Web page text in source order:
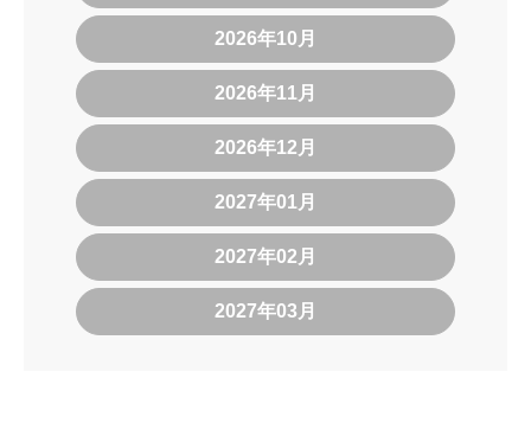
2026年10月
2026年11月
2026年12月
2027年01月
2027年02月
2027年03月